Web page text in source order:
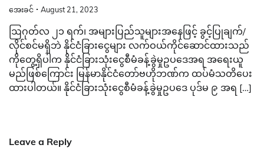
အေးခင် August 21, 2023
ဩဂုတ်လ ၂၁ ရက်၊ အများပြည်သူများအနေဖြင့် ခွင့်ပြုချက်/
လိုင်စင်မရှိဘဲ နိုင်ငံခြားငွေများ လက်ဝယ်ကိုင်ဆောင်ထားသည်
ကိုတွေ့ရှိပါက နိုင်ငံခြားသုံးငွေစီမံခန့်ခွဲမှုဥပဒေအရ အရေးယူ
မည်ဖြစ်ကြောင်း မြန်မာနိုင်ငံတော်ဗဟိုဘဏ်က ထပ်မံသတိပေး
ထားပါတယ်။ နိုင်ငံခြားသုံးငွေစီမံခန့်ခွဲမှုဥပဒေ ပုဒ်မ ၉ အရ […]
Leave a Reply